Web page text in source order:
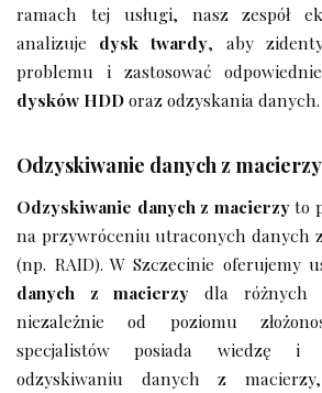
ramach tej usługi, nasz zespół
analizuje dysk twardy, aby
problemu i zastosować
dysków HDDoraz odzyskania danych.
Odzyskiwanie danych z
Odzyskiwanie danych z macierzyto
na przywróceniu utraconych danych
(np. RAID). W Szczecinie oferujemy
danych z macierzy dla różnych
niezależnie od poziomu
specjalistów posiada wiedzę i
odzyskiwaniu danych z